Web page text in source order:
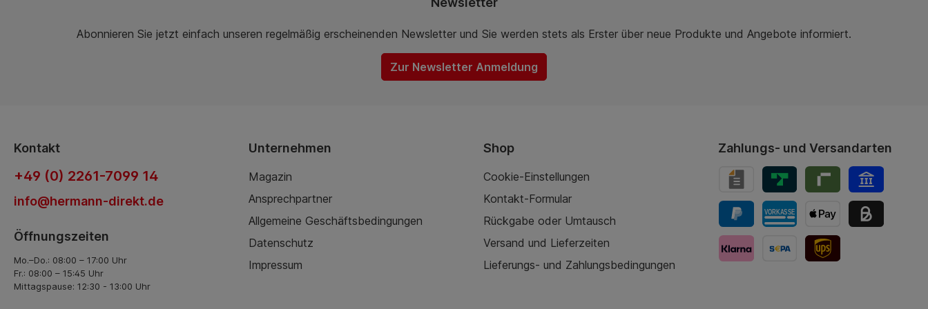
Abonnieren Sie jetzt einfach unseren regelmäßig erscheinenden Newsletter und Sie werden stets als Erster über neue Produkte und Angebote informiert.
Zur Newsletter Anmeldung
Kontakt
+49 (0) 2261-7099 14
info@hermann-direkt.de
Öffnungszeiten
Mo.–Do.: 08:00 – 17:00 Uhr
Fr.: 08:00 – 15:45 Uhr
Mittagspause: 12:30 - 13:00 Uhr
Unternehmen
Magazin
Ansprechpartner
Allgemeine Geschäftsbedingungen
Datenschutz
Impressum
Shop
Cookie-Einstellungen
Kontakt-Formular
Rückgabe oder Umtausch
Versand und Lieferzeiten
Lieferungs- und Zahlungsbedingungen
Zahlungs- und Versandarten